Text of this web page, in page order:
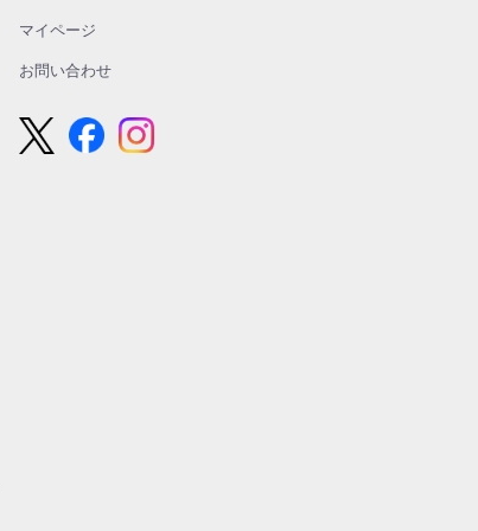
マイページ
お問い合わせ